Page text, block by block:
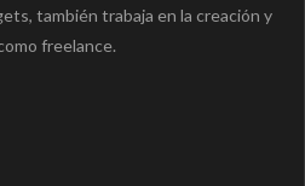
también trabaja en la creación y
freelance.